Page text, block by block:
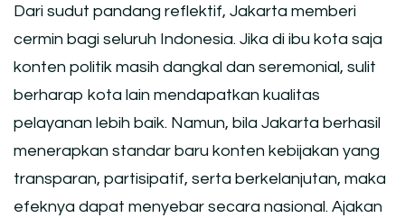
Dari sudut pandang reflektif, Jakarta memberi
cermin bagi seluruh Indonesia. Jika di ibu kota saja
konten politik masih dangkal dan seremonial, sulit
berharap kota lain mendapatkan kualitas
pelayanan lebih baik. Namun, bila Jakarta berhasil
menerapkan standar baru konten kebijakan yang
transparan, partisipatif, serta berkelanjutan, maka
efeknya dapat menyebar secara nasional. Ajakan